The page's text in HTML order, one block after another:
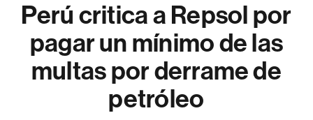
Perú critica a Repsol por
pagar un mínimo de las
multas por derrame de
petróleo